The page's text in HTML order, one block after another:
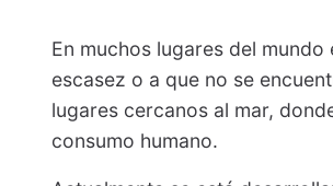
En muchos lugares del
escasez o a que no se
lugares cercanos al mar,
consumo humano.